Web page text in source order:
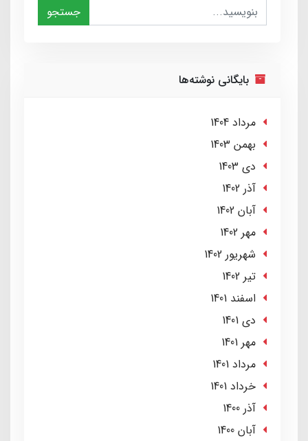
جستجو
بایگانی نوشته‌ها
مرداد 1404
بهمن 1403
دی 1403
آذر 1402
آبان 1402
مهر 1402
شهریور 1402
تير 1402
اسفند 1401
دی 1401
مهر 1401
مرداد 1401
خرداد 1401
آذر 1400
آبان 1400